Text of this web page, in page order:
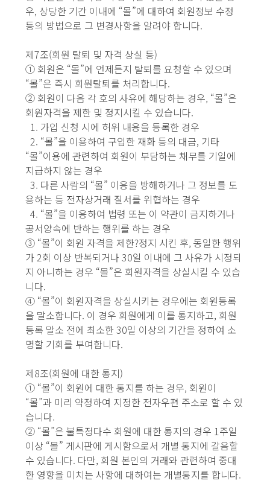
우, 상당한 기간 이내에 “몰”에 대하여 회원정보 수정
등의 방법으로 그 변경사항을 알려야 합니다.
제7조(회원 탈퇴 및 자격 상실 등)
① 회원은 “몰”에 언제든지 탈퇴를 요청할 수 있으며
“몰”은 즉시 회원탈퇴를 처리합니다.
② 회원이 다음 각 호의 사유에 해당하는 경우, “몰”은
회원자격을 제한 및 정지시킬 수 있습니다.
1. 가입 신청 시에 허위 내용을 등록한 경우
2. “몰”을 이용하여 구입한 재화 등의 대금, 기타
“몰”이용에 관련하여 회원이 부담하는 채무를 기일에
지급하지 않는 경우
3. 다른 사람의 “몰” 이용을 방해하거나 그 정보를 도
용하는 등 전자상거래 질서를 위협하는 경우
4. “몰”을 이용하여 법령 또는 이 약관이 금지하거나
공서양속에 반하는 행위를 하는 경우
③ “몰”이 회원 자격을 제한?정지 시킨 후, 동일한 행위
가 2회 이상 반복되거나 30일 이내에 그 사유가 시정되
지 아니하는 경우 “몰”은 회원자격을 상실시킬 수 있습
니다.
④ “몰”이 회원자격을 상실시키는 경우에는 회원등록
을 말소합니다. 이 경우 회원에게 이를 통지하고, 회원
등록 말소 전에 최소한 30일 이상의 기간을 정하여 소
명할 기회를 부여합니다.
제8조(회원에 대한 통지)
① “몰”이 회원에 대한 통지를 하는 경우, 회원이
“몰”과 미리 약정하여 지정한 전자우편 주소로 할 수 있
습니다.
② “몰”은 불특정다수 회원에 대한 통지의 경우 1주일
이상 “몰” 게시판에 게시함으로서 개별 통지에 갈음할
수 있습니다. 다만, 회원 본인의 거래와 관련하여 중대
한 영향을 미치는 사항에 대하여는 개별통지를 합니다.